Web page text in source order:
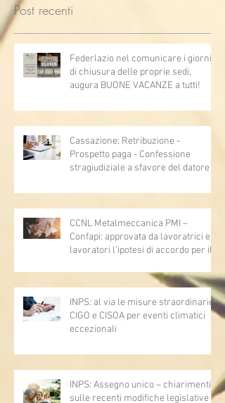
Post recenti
Federlazio nel comunicare i giorni
di chiusura delle proprie sedi,
augura BUONE VACANZE a tutti!
Cassazione: Retribuzione -
Prospetto paga - Confessione
stragiudiziale a sfavore del datore di
articoli 1362, 2697, 2730, 2732, 2734
e 2735)
CCNL Metalmeccanica PMI –
Confapi: approvata da lavoratrici e
lavoratori l’ipotesi di accordo per il
INPS: al via le misure straordinarie
CIGO e CISOA per eventi climatici
eccezionali
INPS: Assegno unico – chiarimenti
sulle recenti modifiche legislative